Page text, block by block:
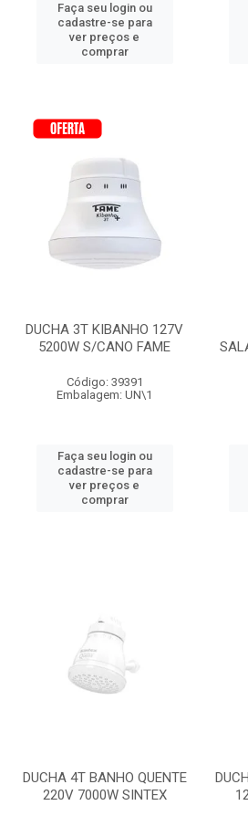
Faça seu login ou
cadastre-se para
ver preços e
comprar
DUCHA 3T KIBANHO 127V
5200W S/CANO FAME
Código: 39391
Embalagem: UN\1
Faça seu login ou
cadastre-se para
ver preços e
comprar
DUCHA 4T BANHO QUENTE
220V 7000W SINTEX